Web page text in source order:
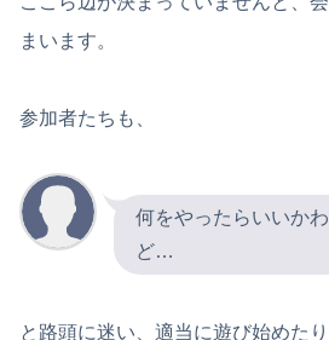
まいます。
参加者たちも、
何をやったらいいか
ど…
と路頭に迷い、適当に遊び始めた